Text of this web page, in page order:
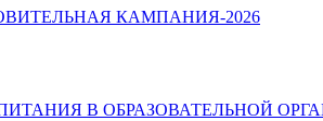
КАМПАНИЯ-2026
В ОБРАЗОВАТЕЛЬНОЙ